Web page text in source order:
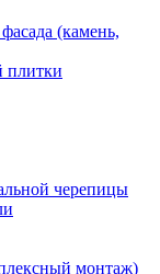
(камень,
плитки
черепицы
монтаж)